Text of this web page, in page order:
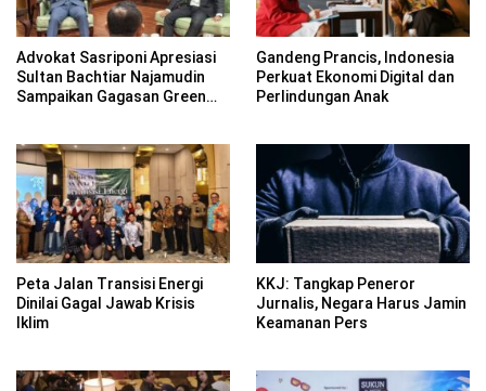
Advokat Sasriponi Apresiasi
Sultan Bachtiar Najamudin
Sampaikan Gagasan Green
Gandeng Prancis, Indonesia
Perkuat Ekonomi Digital dan
Perlindungan Anak
Peta Jalan Transisi Energi
Dinilai Gagal Jawab Krisis
Iklim
KKJ: Tangkap Peneror
Jurnalis, Negara Harus Jamin
Keamanan Pers